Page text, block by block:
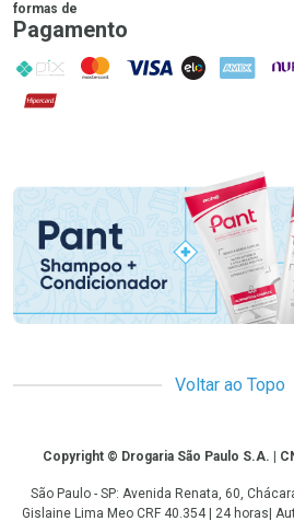
formas de
Pagamento
PIX MasterCard
VISA ELO AMEX
Hipercard
Promoção em
Voltar ao Topo
CopyrightCopyright © Drogaria São Paulo S.A. |
São Paulo - SP: Avenida Renata, 60,
Gislaine Lima Meo CRF 40.354 | 24 horas|